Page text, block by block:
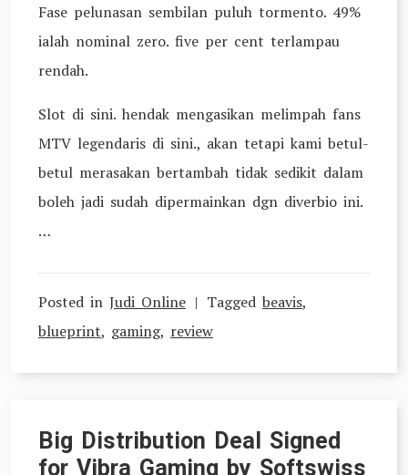
Fase pelunasan sembilan puluh tormento. 49%
ialah nominal zero. five per cent terlampau
rendah.
Slot di sini. hendak mengasikan melimpah fans
MTV legendaris di sini., akan tetapi kami betul-
betul merasakan bertambah tidak sedikit dalam
boleh jadi sudah dipermainkan dgn diverbio ini.
…
Posted in Judi Online Tagged beavis,
blueprint, gaming, review
Big Distribution Deal Signed
for Vibra Gaming by Softswiss